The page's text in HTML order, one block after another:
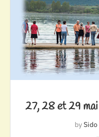
27, 28 et 29
bySido